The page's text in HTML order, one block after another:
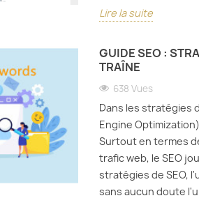
À PARTIR
D'AUJOURD'HUI, NOUS
ADOPTONS PLEINEMENT
LE FORMAT WEBP POUR
LA SORTIE DES IMAGES
878 vues
Il reste deux mois avant 2025.
Bien que ProcessWire
web,
Lire la suite
GUIDE SEO :
TRAÎNE
638 Vues
Dans les stratégies
Engine
Surtout en termes
trafic web, le SEO
stratégies de SEO,
sans aucun doute